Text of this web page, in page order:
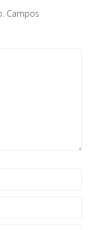
Campos